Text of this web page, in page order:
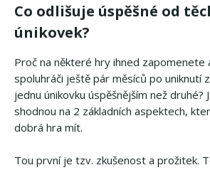
Co odlišuje úspěšné od
únikovek?
Proč na některé hry ihned
spoluhráči ještě pár měsíců po uniknutí
jednu únikovku úspěšnějším než druhé?
shodnou na 2 základních aspektech,
dobrá hra mít.
Tou první je tzv. zkušenost a prožitek.